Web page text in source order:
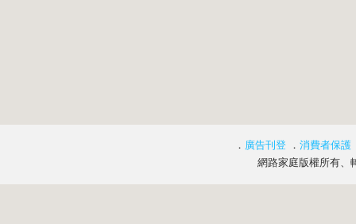
． 廣告刊登 ． 消費者保護
網路家庭版權所有、